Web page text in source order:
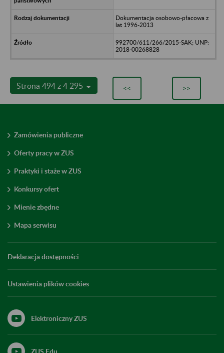
Dokumentacja osobowo-płacowa z
lat 1996-2013
992700/611/266/2015-SAK; UNP:
2018-00268828
Strona 494 z 4 295 << >>
Zamówienia publiczne
Oferty pracy w ZUS
Praktyki i staże w ZUS
Konkursy ofert
Mienie zbędne
Mapa serwisu
Deklaracja dostępności
Ustawienia plików cookies
Elektroniczny ZUS
ZUS Edu